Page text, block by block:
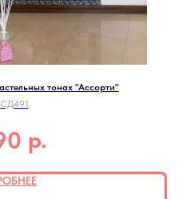
тонах "Ассорти"
СД491
р.